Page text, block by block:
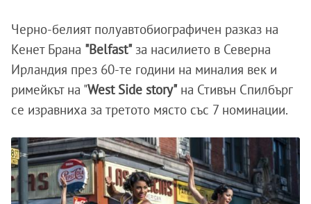
Черно-белият полуавтобиографичен разказ на
Кенет Брана "Belfast"за насилието в Северна
Ирландия през 60-те години на миналия век и
римейкът на "West Side story"на Стивън Спилбърг
се изравниха за третото място със 7 номинации.